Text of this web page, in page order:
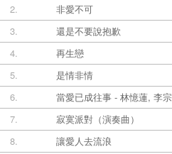
2.
非愛不可
3.
還是不要說抱歉
4.
再生戀
5.
是情非情
6.
當愛已成往事 - 林憶蓮, 李
7.
寂寞派對（演奏曲）
8.
讓愛人去流浪